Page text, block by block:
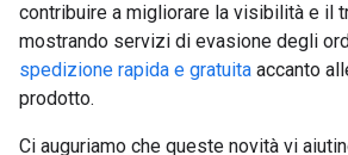
contribuire a migliorare la visibilità e il
mostrando servizi di evasione degli
spedizione rapida e gratuita accanto
prodotto.
Ci auguriamo che queste novità vi